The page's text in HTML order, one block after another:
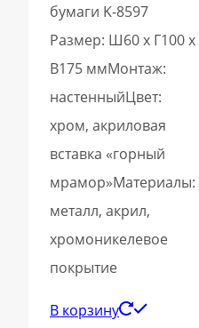
бумаги K-8597
Размер: Ш60 х Г100 х
В175 ммМонтаж:
настенныйЦвет:
хром, акриловая
вставка «горный
мрамор»Материалы:
металл, акрил,
хромоникелевое
покрытие
В корзину